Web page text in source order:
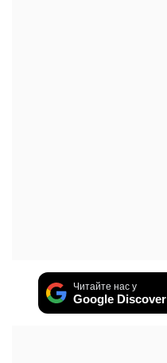
Читайте нас у
Google Discover